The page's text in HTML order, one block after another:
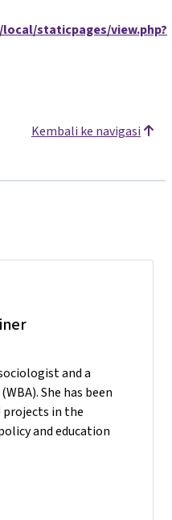
staticpages/view.php?
Kembali ke navigasi
and a
She has been
projects in the
and education